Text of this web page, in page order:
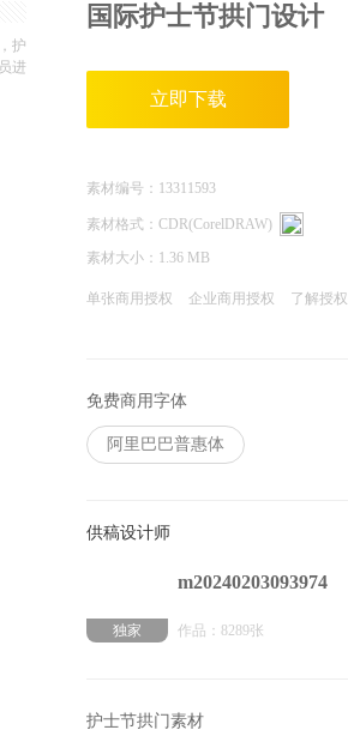
护
进
国际护士节拱门设计
立即下载
素材编号： 13311593
素材格式： CDR(CorelDRAW)
素材大小： 1.36 MB
单张商用授权 企业商用授权 了解授权
免费商用字体
阿里巴巴普惠体
供稿设计师
独家
m20240203093974
作品：8289张
护士节拱门素材